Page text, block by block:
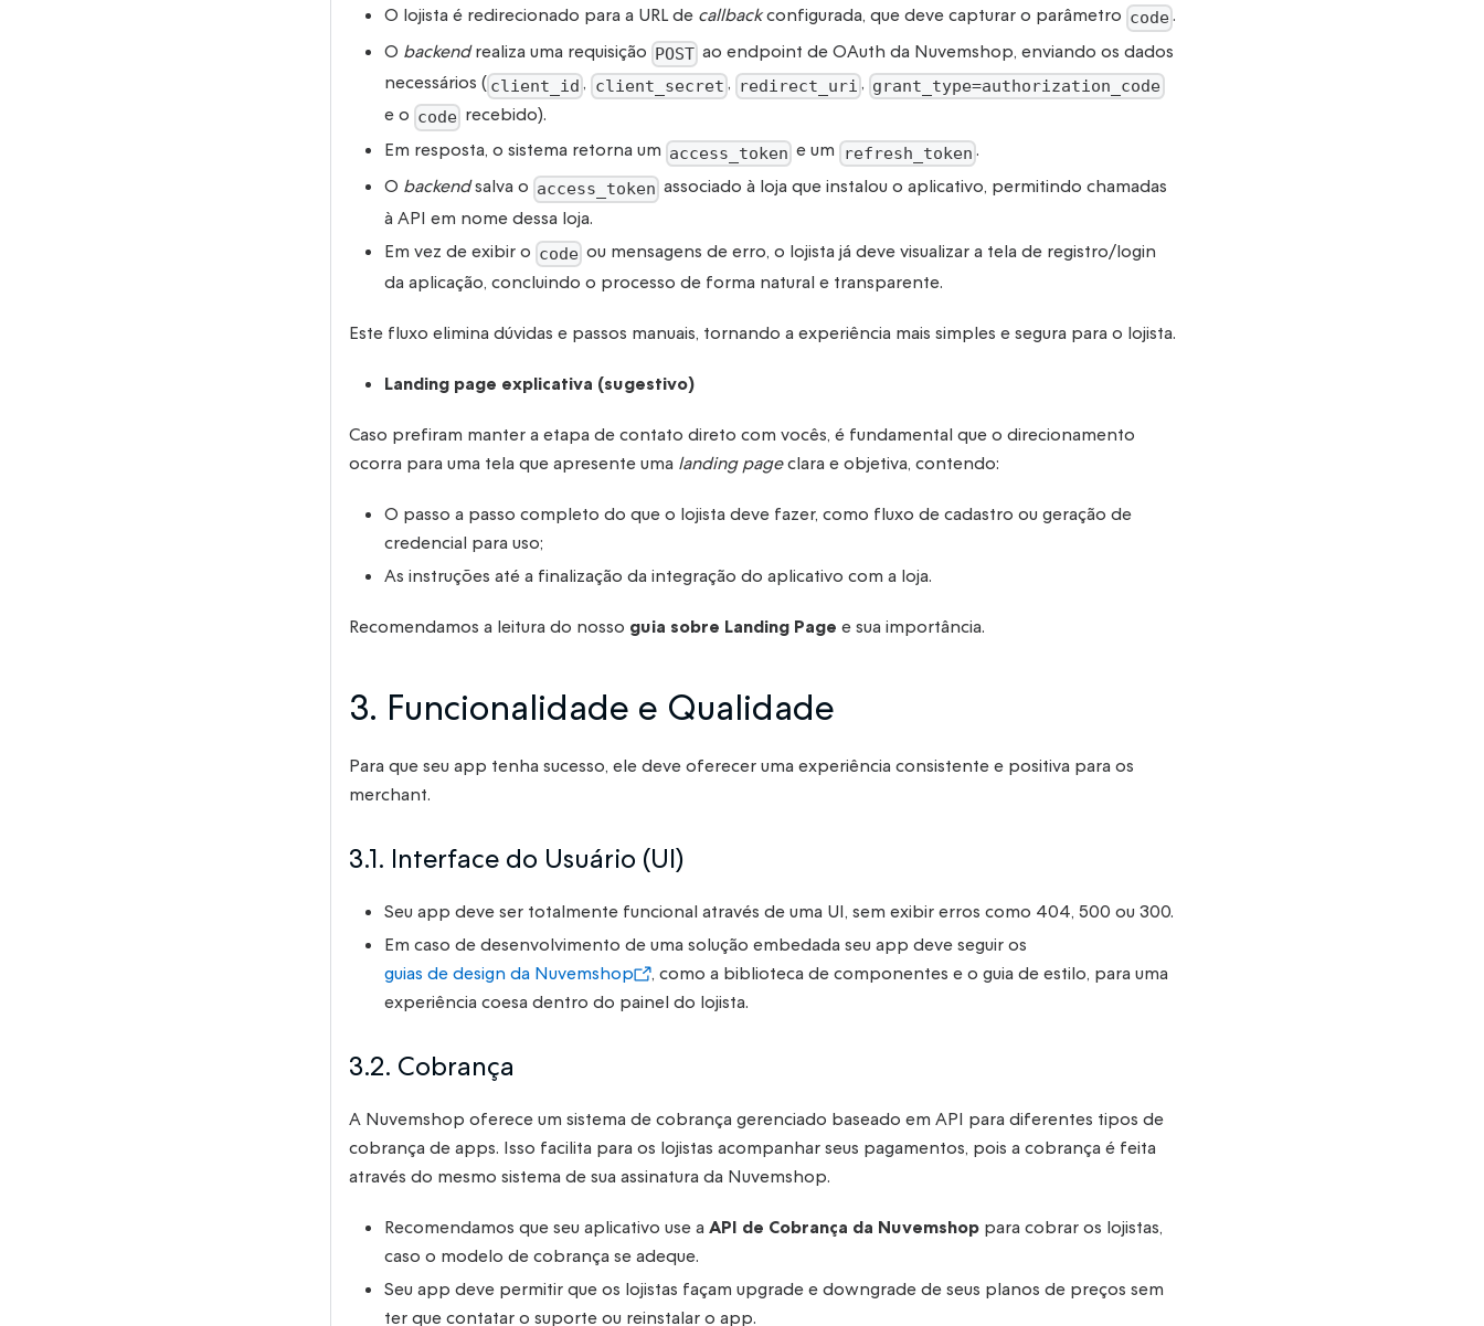
O lojista é redirecionado para a URL de callbackconfigurada, que deve capturar o parâmetro code.
O backendrealiza uma requisição POST ao endpoint de OAuth da Nuvemshop, enviando os dados
necessários ( client_id , client_secret , redirect_uri , grant_type=authorization_code
e o code recebido).
Em resposta, o sistema retorna um access_token e um refresh_token .
O backendsalva o access_token associado à loja que instalou o aplicativo, permitindo chamadas
à API em nome dessa loja.
Em vez de exibir o code ou mensagens de erro, o lojista já deve visualizar a tela de registro/login
da aplicação, concluindo o processo de forma natural e transparente.
Este fluxo elimina dúvidas e passos manuais, tornando a experiência mais simples e segura para o lojista.
Landing page explicativa (sugestivo)
Caso prefiram manter a etapa de contato direto com vocês, é fundamental que o direcionamento
ocorra para uma tela que apresente uma landing pageclara e objetiva, contendo:
O passo a passo completo do que o lojista deve fazer, como fluxo de cadastro ou geração de
credencial para uso;
As instruções até a finalização da integração do aplicativo com a loja.
Recomendamos a leitura do nosso guia sobre Landing Page e sua importância.
3. Funcionalidade e Qualidade
Para que seu app tenha sucesso, ele deve oferecer uma experiência consistente e positiva para os
merchant.
3.1. Interface do Usuário (UI)
Seu app deve ser totalmente funcional através de uma UI, sem exibir erros como 404, 500 ou 300.
Em caso de desenvolvimento de uma solução embedada seu app deve seguir os
guias de design da Nuvemshop
, como a biblioteca de componentes e o guia de estilo, para uma
experiência coesa dentro do painel do lojista.
3.2. Cobrança
A Nuvemshop oferece um sistema de cobrança gerenciado baseado em API para diferentes tipos de
cobrança de apps. Isso facilita para os lojistas acompanhar seus pagamentos, pois a cobrança é feita
através do mesmo sistema de sua assinatura da Nuvemshop.
Recomendamos que seu aplicativo use a API de Cobrança da Nuvemshop para cobrar os lojistas,
caso o modelo de cobrança se adeque.
Seu app deve permitir que os lojistas façam upgrade e downgrade de seus planos de preços sem
ter que contatar o suporte ou reinstalar o app.